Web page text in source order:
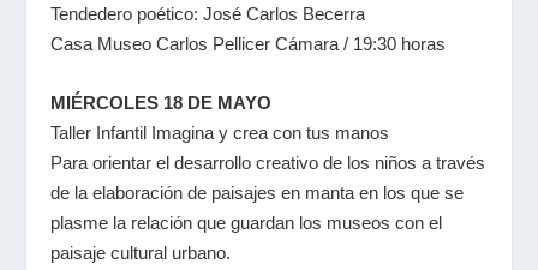
Tendedero poético: José Carlos Becerra
Casa Museo Carlos Pellicer Cámara / 19:30 horas
MIÉRCOLES 18 DE MAYO
Taller Infantil Imagina y crea con tus manos
Para orientar el desarrollo creativo de los niños a través
de la elaboración de paisajes en manta en los que se
plasme la relación que guardan los museos con el
paisaje cultural urbano.